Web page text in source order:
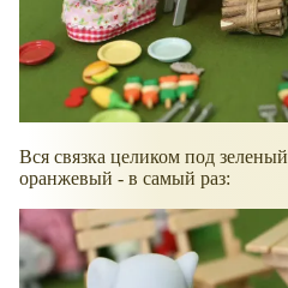
Вся связка целиком под
оранжевый - в самый раз: